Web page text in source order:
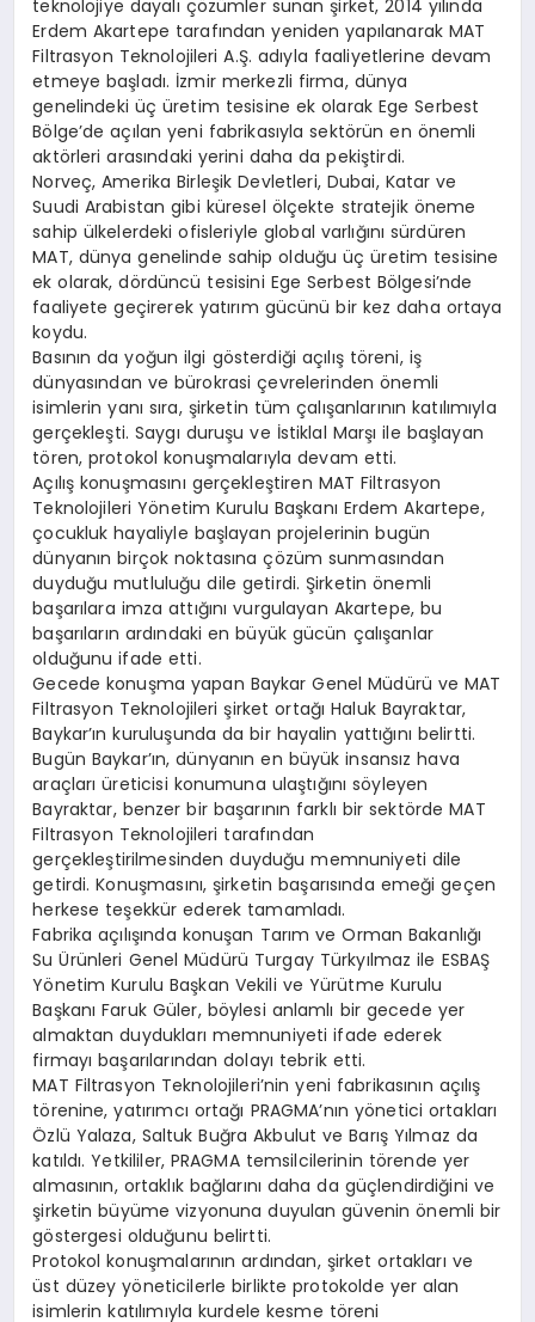
teknolojiye dayalı çözümler sunan şirket, 2014 yılında
Erdem Akartepe tarafından yeniden yapılanarak MAT
Filtrasyon Teknolojileri A.Ş. adıyla faaliyetlerine devam
etmeye başladı. İzmir merkezli firma, dünya
genelindeki üç üretim tesisine ek olarak Ege Serbest
Bölge’de açılan yeni fabrikasıyla sektörün en önemli
aktörleri arasındaki yerini daha da pekiştirdi.
Norveç, Amerika Birleşik Devletleri, Dubai, Katar ve
Suudi Arabistan gibi küresel ölçekte stratejik öneme
sahip ülkelerdeki ofisleriyle global varlığını sürdüren
MAT, dünya genelinde sahip olduğu üç üretim tesisine
ek olarak, dördüncü tesisini Ege Serbest Bölgesi’nde
faaliyete geçirerek yatırım gücünü bir kez daha ortaya
koydu.
Basının da yoğun ilgi gösterdiği açılış töreni, iş
dünyasından ve bürokrasi çevrelerinden önemli
isimlerin yanı sıra, şirketin tüm çalışanlarının katılımıyla
gerçekleşti. Saygı duruşu ve İstiklal Marşı ile başlayan
tören, protokol konuşmalarıyla devam etti.
Açılış konuşmasını gerçekleştiren MAT Filtrasyon
Teknolojileri Yönetim Kurulu Başkanı Erdem Akartepe,
çocukluk hayaliyle başlayan projelerinin bugün
dünyanın birçok noktasına çözüm sunmasından
duyduğu mutluluğu dile getirdi. Şirketin önemli
başarılara imza attığını vurgulayan Akartepe, bu
başarıların ardındaki en büyük gücün çalışanlar
olduğunu ifade etti.
Gecede konuşma yapan Baykar Genel Müdürü ve MAT
Filtrasyon Teknolojileri şirket ortağı Haluk Bayraktar,
Baykar’ın kuruluşunda da bir hayalin yattığını belirtti.
Bugün Baykar’ın, dünyanın en büyük insansız hava
araçları üreticisi konumuna ulaştığını söyleyen
Bayraktar, benzer bir başarının farklı bir sektörde MAT
Filtrasyon Teknolojileri tarafından
gerçekleştirilmesinden duyduğu memnuniyeti dile
getirdi. Konuşmasını, şirketin başarısında emeği geçen
herkese teşekkür ederek tamamladı.
Fabrika açılışında konuşan Tarım ve Orman Bakanlığı
Su Ürünleri Genel Müdürü Turgay Türkyılmaz ile ESBAŞ
Yönetim Kurulu Başkan Vekili ve Yürütme Kurulu
Başkanı Faruk Güler, böylesi anlamlı bir gecede yer
almaktan duydukları memnuniyeti ifade ederek
firmayı başarılarından dolayı tebrik etti.
MAT Filtrasyon Teknolojileri’nin yeni fabrikasının açılış
törenine, yatırımcı ortağı PRAGMA’nın yönetici ortakları
Özlü Yalaza, Saltuk Buğra Akbulut ve Barış Yılmaz da
katıldı. Yetkililer, PRAGMA temsilcilerinin törende yer
almasının, ortaklık bağlarını daha da güçlendirdiğini ve
şirketin büyüme vizyonuna duyulan güvenin önemli bir
göstergesi olduğunu belirtti.
Protokol konuşmalarının ardından, şirket ortakları ve
üst düzey yöneticilerle birlikte protokolde yer alan
isimlerin katılımıyla kurdele kesme töreni